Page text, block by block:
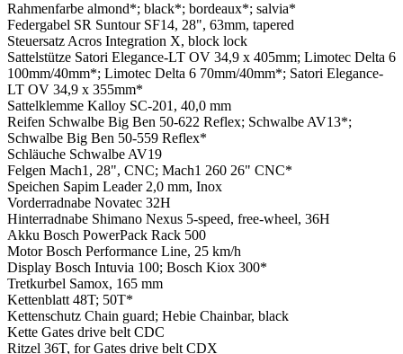
Rahmenfarbe almond*; black*; bordeaux*; salvia*
Federgabel SR Suntour SF14, 28", 63mm, tapered
Steuersatz Acros Integration X, block lock
Sattelstütze Satori Elegance-LT OV 34,9 x 405mm; Limotec Delta 6
100mm/40mm*; Limotec Delta 6 70mm/40mm*; Satori Elegance-
LT OV 34,9 x 355mm*
Sattelklemme Kalloy SC-201, 40,0 mm
Reifen Schwalbe Big Ben 50-622 Reflex; Schwalbe AV13*;
Schwalbe Big Ben 50-559 Reflex*
Schläuche Schwalbe AV19
Felgen Mach1, 28", CNC; Mach1 260 26" CNC*
Speichen Sapim Leader 2,0 mm, Inox
Vorderradnabe Novatec 32H
Hinterradnabe Shimano Nexus 5-speed, free-wheel, 36H
Akku Bosch PowerPack Rack 500
MotorBosch Performance Line, 25 km/h
Display Bosch Intuvia 100; Bosch Kiox 300*
Tretkurbel Samox, 165 mm
Kettenblatt 48T; 50T*
Kettenschutz Chain guard; Hebie Chainbar, black
Kette Gates drive belt CDC
Ritzel 36T, for Gates drive belt CDX